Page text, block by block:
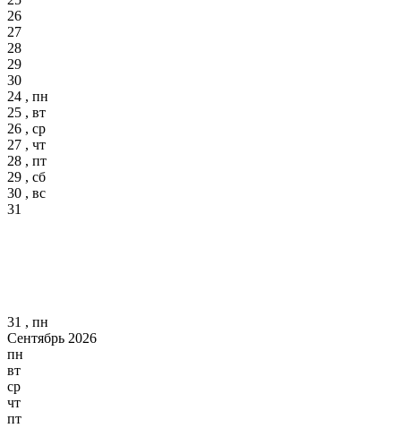
26
27
28
29
30
24 , пн
25 , вт
26 , ср
27 , чт
28 , пт
29 , сб
30 , вс
31
31 , пн
Сентябрь 2026
пн
вт
ср
чт
пт